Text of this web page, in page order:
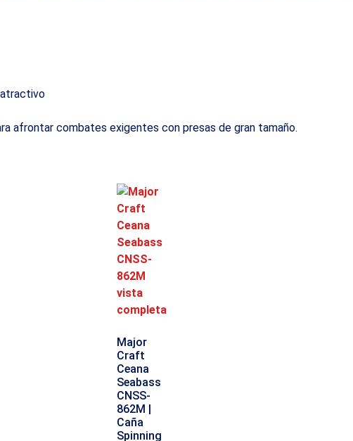
afrontar combates exigentes con presas de gran tamaño.
Major
Craft
Ceana
Seabass
CNSS-
862M |
Caña
Spinning